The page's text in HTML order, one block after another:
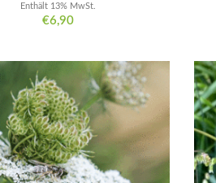
€6,90
Enthält 13% MwSt.